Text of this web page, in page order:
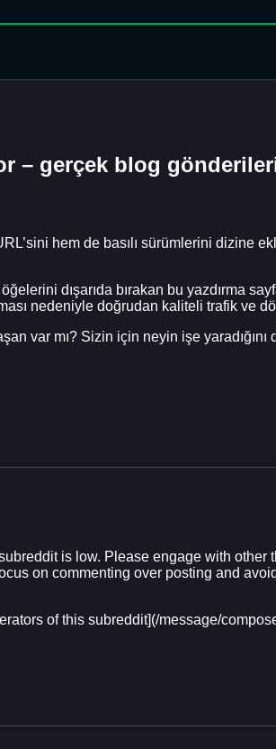
– gerçek blog
hem de basılı sürümlerini dizine
dışarıda bırakan bu yazdırma
nedeniyle doğrudan kaliteli trafik ve
var mı? Sizin için neyin işe yaradığını
is low. Please engage with other
on commenting over posting and
of this subreddit](/message/